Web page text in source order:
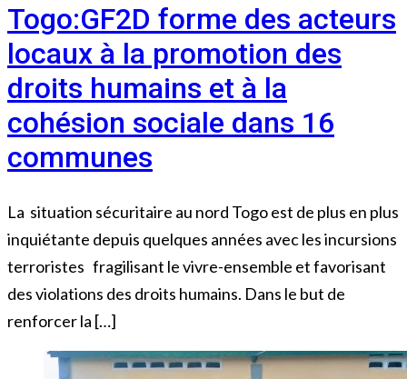
Togo:GF2D forme des acteurs
locaux à la promotion des
droits humains et à la
cohésion sociale dans 16
communes
La situation sécuritaire au nord Togo est de plus en plus
inquiétante depuis quelques années avec les incursions
terroristes fragilisant le vivre-ensemble et favorisant
des violations des droits humains. Dans le but de
renforcer la […]